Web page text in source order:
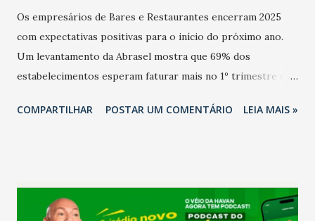
Os empresários de Bares e Restaurantes encerram 2025
com expectativas positivas para o início do próximo ano.
Um levantamento da Abrasel mostra que 69% dos
estabelecimentos esperam faturar mais no 1º trimestre de
relação ao último trimestre deste ano, 56% também
confraternizações de fim de ano e pelo pagamento do 13º
Salário para um número maior de trabalhadores, já que o
COMPARTILHAR POSTAR UM COMENTÁRIO LEIA MAIS »